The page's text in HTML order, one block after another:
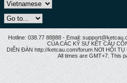
Hotline: 038.77 88888 - Email:
CỦA CÁC KỸ SƯ KẾT CẤU
DIỄN ĐÀN http://ketcau.com/forum NƠI HỘI TỤ
All times are GMT+7. This